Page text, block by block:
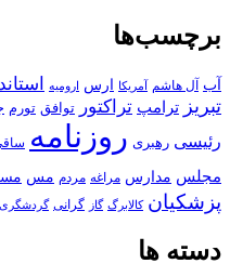
برچسب‌ها
آب آل هاشم آمریکا ارس ارومیه
تبریز ترامپ تراکتور توافق تورم
رئیسی رهبری روزنامه
مجلس مدارس مراغه مردم مس
پزشکیان کالابرگ گاز گرانی گردشگری
دسته ها